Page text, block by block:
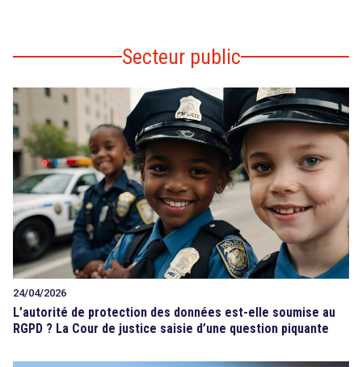
Secteur public
24/04/2026
L’autorité de protection des données est-elle soumise au
RGPD ? La Cour de justice saisie d’une question piquante